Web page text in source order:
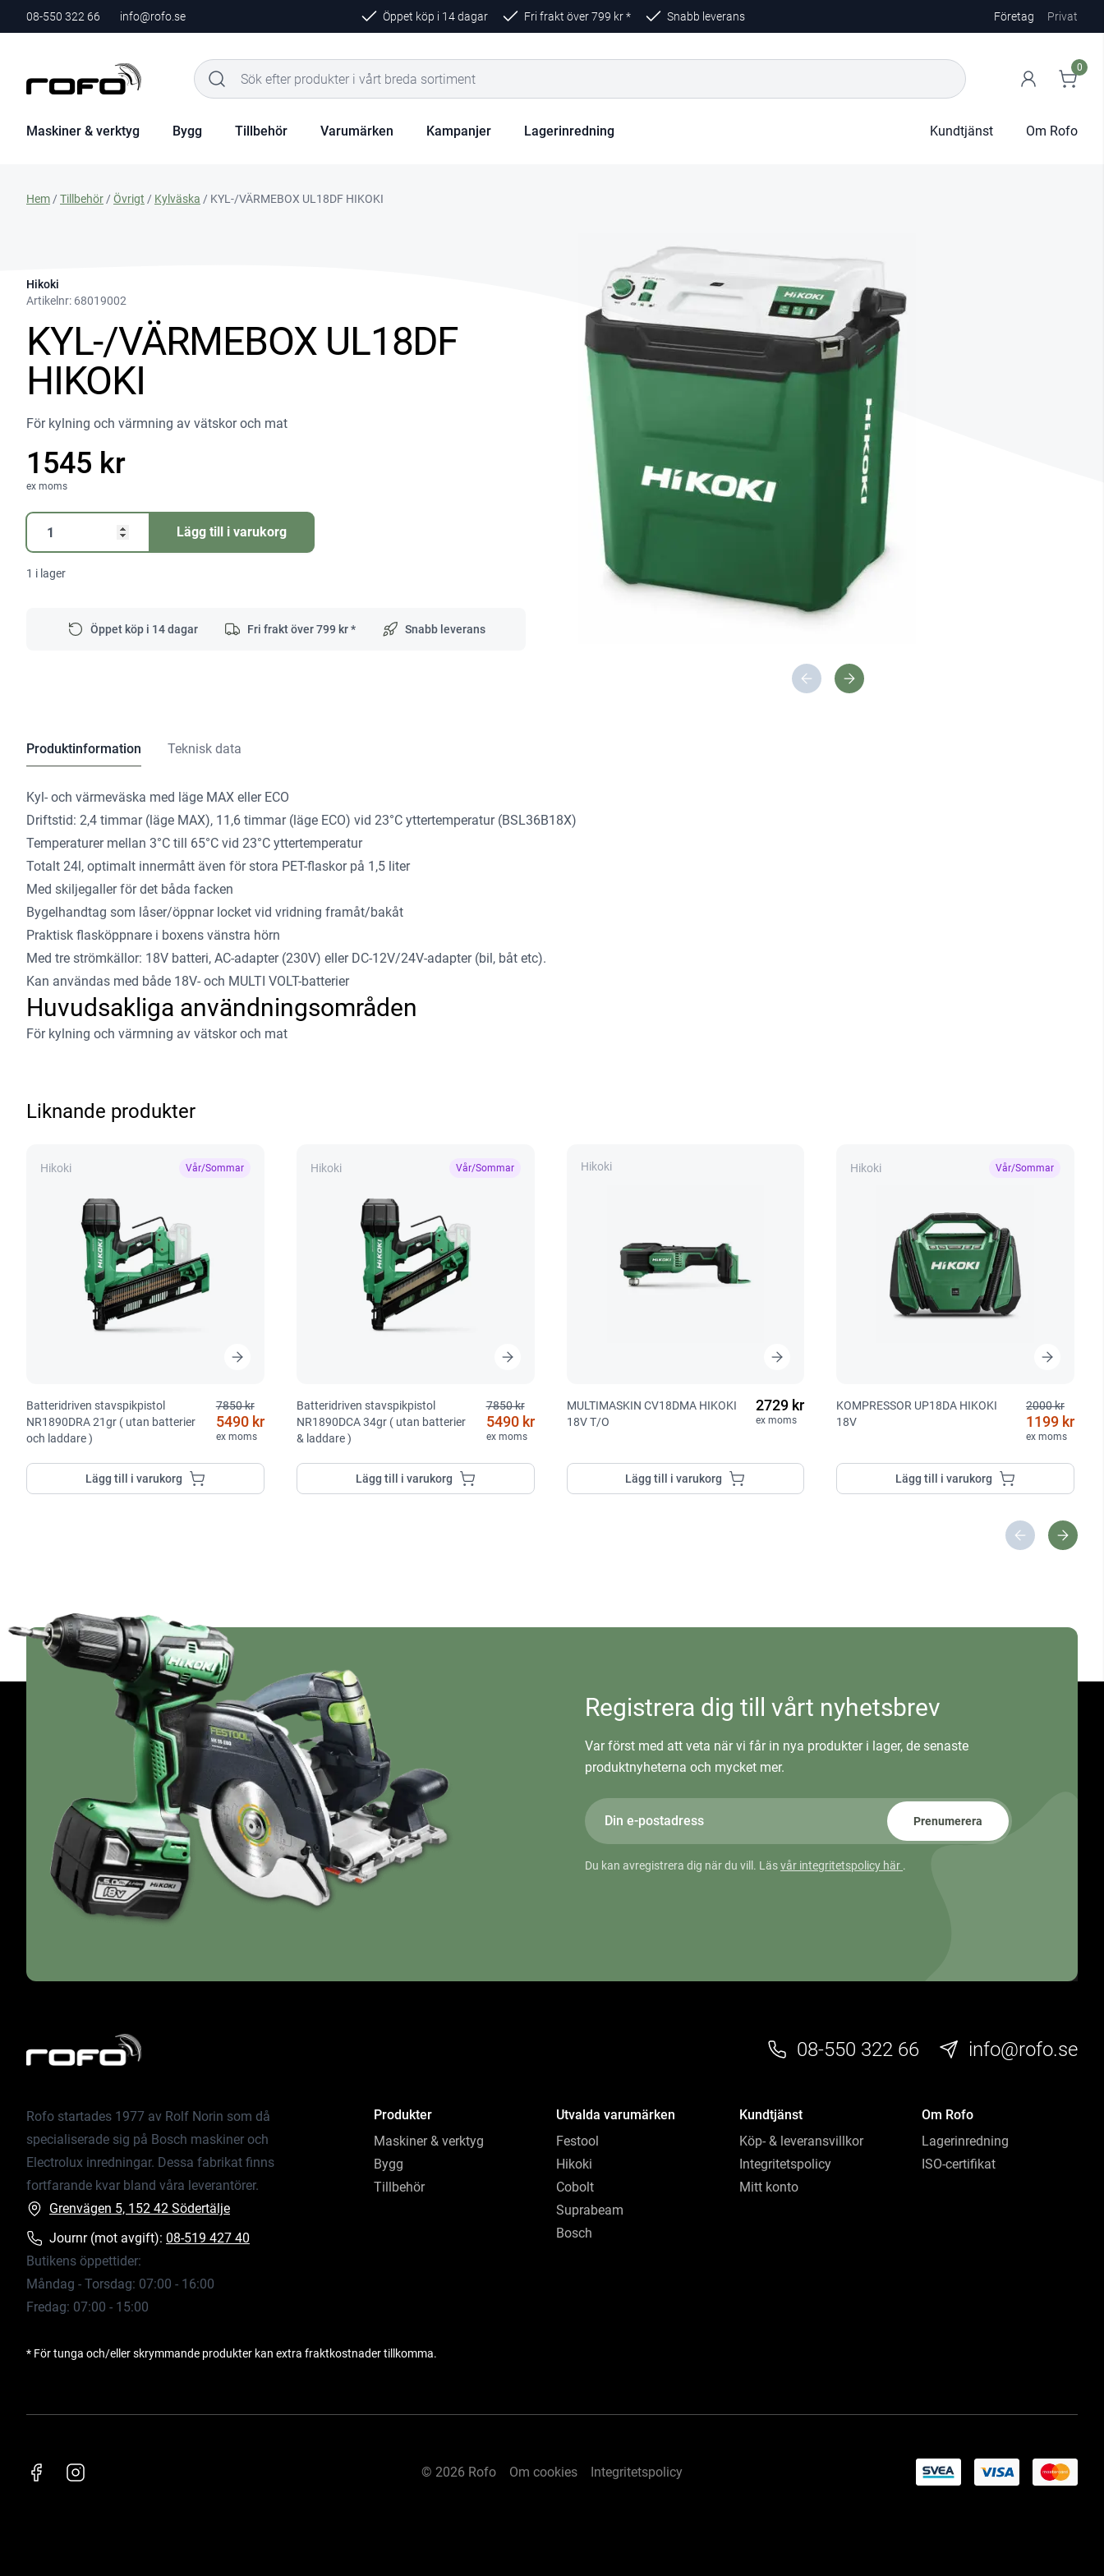
08-550 322 66 info@rofo.se Öppet köp i 14 dagar Fri frakt över799 kr * Snabb leverans Företag Privat
0
Maskiner & verktyg Bygg Tillbehör Varumärken Kampanjer Lagerinredning Kundtjänst Om Rofo
Hem /Tillbehör /Övrigt / Kylväska / KYL-/VÄRMEBOX UL18DF HIKOKI
Hikoki
Artikelnr: 68019002
KYL-/VÄRMEBOX UL18DF
HIKOKI
För kylning och värmning av vätskor och mat
1545 kr
ex moms
KYL-/VÄRMEBOX
UL18DF
mängd
Lägg till i varukorg
1 i lager
Öppet köp i 14 dagar Fri frakt över799 kr * Snabb leverans
Produktinformation Teknisk data
Kyl- och värmeväska med läge MAX eller ECO
Driftstid: 2,4 timmar (läge MAX), 11,6 timmar (läge ECO) vid 23°C yttertemperatur (BSL36B18X)
Temperaturer mellan 3°C till 65°C vid 23°C yttertemperatur
Totalt 24l, optimalt innermått även för stora PET-flaskor på 1,5 liter
Med skiljegaller för det båda facken
Bygelhandtag som låser/öppnar locket vid vridning framåt/bakåt
Praktisk flasköppnare i boxens vänstra hörn
Med tre strömkällor: 18V batteri, AC-adapter (230V) eller DC-12V/24V-adapter (bil, båt etc).
Kan användas med både 18V- och MULTI VOLT-batterier
Huvudsakliga användningsområden
För kylning och värmning av vätskor och mat
Liknande produkter
Hikoki Vår/Sommar
Batteridriven stavspikpistol
NR1890DRA 21gr ( utan batterier
och laddare )
7850 kr
5490 kr
ex moms
Lägg till i varukorg
Hikoki Vår/Sommar
Batteridriven stavspikpistol
NR1890DCA 34gr ( utan batterier
& laddare )
7850 kr
5490 kr
ex moms
Lägg till i varukorg
Hikoki
MULTIMASKIN CV18DMA HIKOKI
18V T/O
2729 kr
ex moms
Lägg till i varukorg
Hikoki Vår/Sommar
KOMPRESSOR UP18DA HIKOKI
18V
2000 kr
1199 kr
ex moms
Lägg till i varukorg
Registrera dig till vårt nyhetsbrev
Var först med att veta när vi får in nya produkter i lager, de senaste
produktnyheterna och mycket mer.
Prenumerera
Du kan avregistrera dig när du vill. Läsvår integritetspolicy här .
08-550 322 66 info@rofo.se
Rofo startades 1977 av Rolf Norin som då
specialiserade sig på Bosch maskiner och
Electrolux inredningar. Dessa fabrikat finns
fortfarande kvar bland våra leverantörer.
Grenvägen 5, 152 42 Södertälje
Journr (mot avgift): 08-519 427 40
Butikens öppettider:
Måndag - Torsdag: 07:00 - 16:00
Fredag: 07:00 - 15:00
Produkter
Maskiner & verktyg
Bygg
Tillbehör
Utvalda varumärken
Festool
Hikoki
Cobolt
Suprabeam
Bosch
Kundtjänst
Köp- & leveransvillkor
Integritetspolicy
Mitt konto
Om Rofo
Lagerinredning
ISO-certifikat
* För tunga och/eller skrymmande produkter kan extra fraktkostnader tillkomma.
© 2026 Rofo Om cookies Integritetspolicy